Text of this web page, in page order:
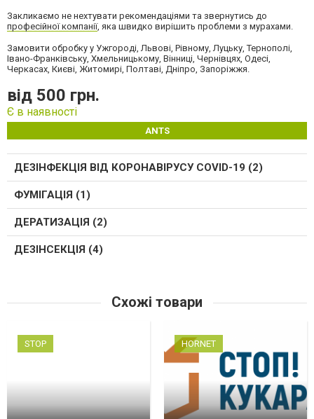
Закликаємо не нехтувати рекомендаціями та звернутись до
професійної компанії, яка швидко вирішить проблеми з мурахами.
Замовити обробку у Ужгороді, Львові, Рівному, Луцьку, Тернополі,
Івано-Франківську, Хмельницькому, Вінниці, Чернівцях, Одесі,
Черкасах, Києві, Житомирі, Полтаві, Дніпро, Запоріжжя.
від 500 грн.
Є в наявності
ANTS
ДЕЗІНФЕКЦІЯ ВІД КОРОНАВІРУСУ COVID-19 (2)
ФУМІГАЦІЯ (1)
ДЕРАТИЗАЦІЯ (2)
ДЕЗІНСЕКЦІЯ (4)
Схожі товари
STOP HORNET